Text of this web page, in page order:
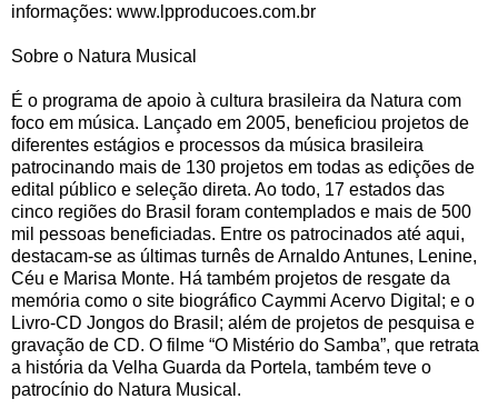
informações: www.lpproducoes.com.br
Sobre o Natura Musical
É o programa de apoio à cultura brasileira da Natura com
foco em música. Lançado em 2005, beneficiou projetos de
diferentes estágios e processos da música brasileira
patrocinando mais de 130 projetos em todas as edições de
edital público e seleção direta. Ao todo, 17 estados das
cinco regiões do Brasil foram contemplados e mais de 500
mil pessoas beneficiadas. Entre os patrocinados até aqui,
destacam-se as últimas turnês de Arnaldo Antunes, Lenine,
Céu e Marisa Monte. Há também projetos de resgate da
memória como o site biográfico Caymmi Acervo Digital; e o
Livro-CD Jongos do Brasil; além de projetos de pesquisa e
gravação de CD. O filme “O Mistério do Samba”, que retrata
a história da Velha Guarda da Portela, também teve o
patrocínio do Natura Musical.